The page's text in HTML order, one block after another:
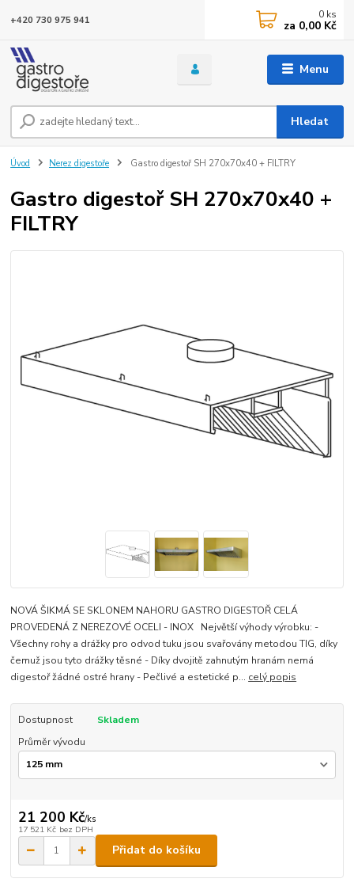
Menu
Hledat
+420 730 975 941 0 ks
za 0,00 Kč
Úvod Nerez digestoře Gastro digestoř SH 270x70x40 + FILTRY
Gastro digestoř SH 270x70x40 +
FILTRY
NOVÁ ŠIKMÁ SE SKLONEM NAHORU GASTRO DIGESTOŘ CELÁ
PROVEDENÁ Z NEREZOVÉ OCELI - INOX Největší výhody výrobku: -
Všechny rohy a drážky pro odvod tuku jsou svařovány metodou TIG, díky
čemuž jsou tyto drážky těsné - Díky dvojitě zahnutým hranám nemá
digestoř žádné ostré hrany - Pečlivé a estetické p... celý popis
Dostupnost
Skladem
Průměr vývodu
21 200 Kč/ks
17 521 Kč bez DPH
Přidat do košíku